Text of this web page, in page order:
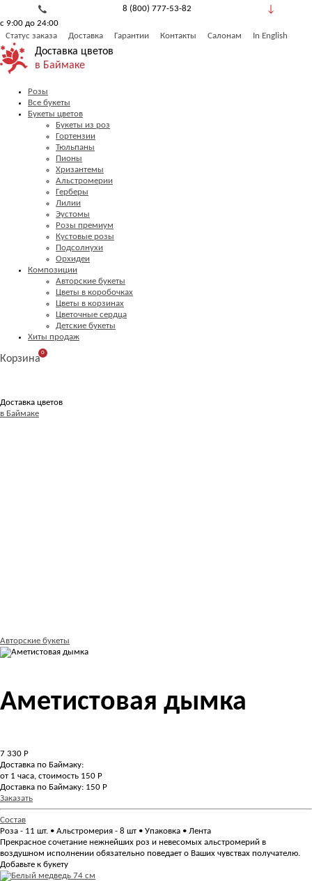
8 (800) 777-53-82
с 9:00 до 24:00
Статус заказа
Доставка Гарантии Контакты Салонам In English
Доставка цветов
в Баймаке
Розы
Все букеты
Букеты цветов
Букеты из роз
Гортензии
Тюльпаны
Пионы
Хризантемы
Альстромерии
Герберы
Лилии
Эустомы
Розы премиум
Кустовые розы
Подсолнухи
Орхидеи
Композиции
Авторские букеты
Цветы в коробочках
Цветы в корзинах
Цветочные сердца
Детские букеты
Хиты продаж
Корзина
0
Доставка цветов
в Баймаке
Авторские букеты
Аметистовая дымка
7 330 Р
Доставка по Баймаку:
от 1 часа, стоимость 150 Р
Доставка по Баймаку: 150 Р
Заказать
Состав
Роза - 11 шт. • Альстромерия - 8 шт • Упаковка • Лента
Прекрасное сочетание нежнейших роз и невесомых альстромерий в
воздушном исполнении обязательно поведает о Ваших чувствах получателю.
Добавьте к букету